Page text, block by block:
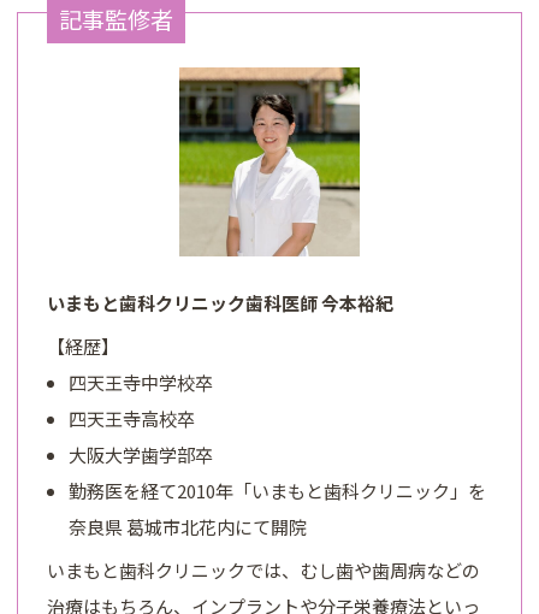
記事監修者
いまもと歯科クリニック歯科医師 今本裕紀
【経歴】
四天王寺中学校卒
四天王寺高校卒
大阪大学歯学部卒
勤務医を経て2010年「いまもと歯科クリニック」を
奈良県 葛城市北花内にて開院
いまもと歯科クリニックでは、むし歯や歯周病などの
治療はもちろん、インプラントや分子栄養療法といっ